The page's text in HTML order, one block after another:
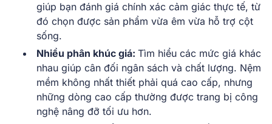
giúp bạn đánh giá chính xác cảm giác thực tế, từ
đó chọn được sản phẩm vừa êm vừa hỗ trợ cột
sống.
Nhiều phân khúc giá: Tìm hiểu các mức giá khác
nhau giúp cân đối ngân sách và chất lượng. Nệm
mềm không nhất thiết phải quá cao cấp, nhưng
những dòng cao cấp thường được trang bị công
nghệ nâng đỡ tối ưu hơn.